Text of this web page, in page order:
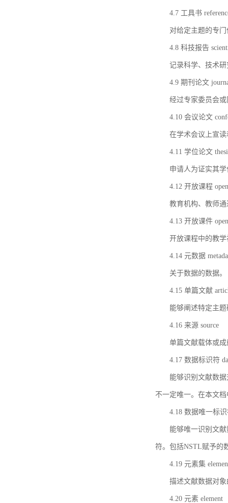
4.7 工具书
对给定主题的专
4.8 科技报告
记录科学、技术
4.9 期刊论文
经过专家委员会
4.10 会议论文
在学术会议上宣
4.11 学位论文
申请人为证实其
4.12 开放课程
教育机构、教师
4.13 开放课件
开放课程中的教
4.14 元数据
关于数据的数据。
4.15 单篇文献
能够阐述特定主
4.16 来源 source
单篇文献载体或
4.17 数据标识符
能够识别文献数
不一定唯一。在本文
4.18 数据唯一标
能够唯一识别文
符。包括NSTL赋予的
4.19 元素集
描述文献数据对
4.20 元素 element